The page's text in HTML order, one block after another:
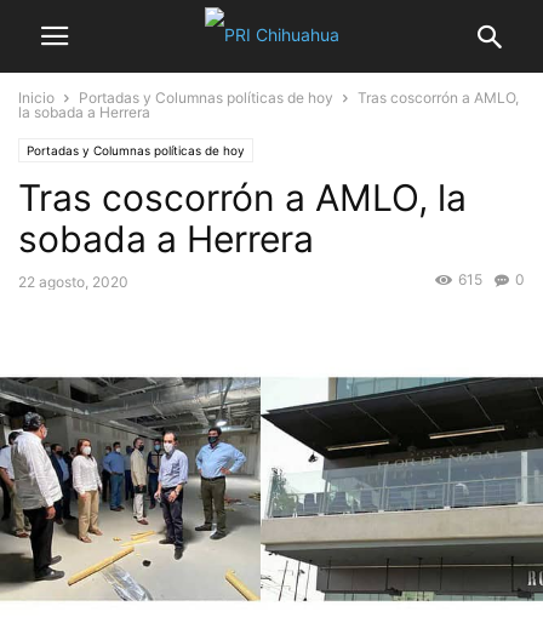
Inicio Portadas y Columnas políticas de hoy
Tras coscorrón a AMLO,
la sobada a Herrera
Portadas y Columnas políticas de hoy
Tras coscorrón a AMLO, la
sobada a Herrera
22 agosto, 2020 0
615